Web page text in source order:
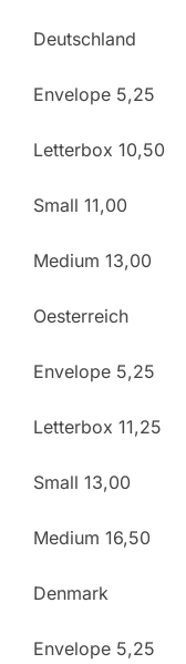
Deutschland
Envelope 5,25
Letterbox 10,50
Small 11,00
Medium 13,00
Oesterreich
Envelope 5,25
Letterbox 11,25
Small 13,00
Medium 16,50
Denmark
Envelope 5,25